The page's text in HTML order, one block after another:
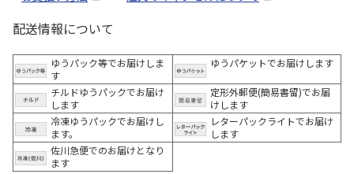
配送情報について
ゆうパック等でお届けしま
す
ゆうパケットでお届けします
チルドゆうパックでお届け
します
定形外郵便(簡易書留)でお届
けします
冷凍ゆうパックでお届けし
ます。
レターパックライトでお届け
します
佐川急便でのお届けとなり
ます